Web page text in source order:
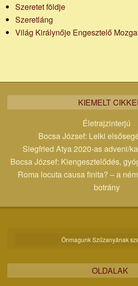
Szeretet földje
Szeretláng
Világ Királynője Engesztelő
KIEMELT
Életrajzinterjú
Bocsa József: Lelki
Siegfried Atya 2020-as adveni/
Bocsa József: Kiengesztelődés,
Roma locuta causa finita? – a
botrány
Önmagunk Szűzanyának
OLDALAK